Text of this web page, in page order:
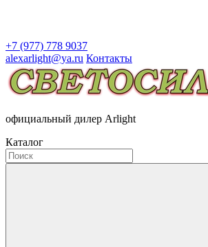
+7 (977) 778 9037
alexarlight@ya.ru Контакты
официальный дилер Arlight
Каталог